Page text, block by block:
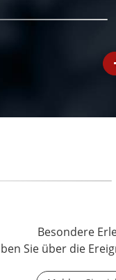
Besondere
Sie über die